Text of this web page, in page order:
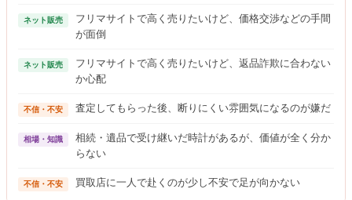
ネット販売
フリマサイトで高く売りたいけど、価格交渉などの手間
が面倒
ネット販売
フリマサイトで高く売りたいけど、返品詐欺に合わない
か心配
不信・不安 査定してもらった後、断りにくい雰囲気になるのが嫌だ
相場・知識
相続・遺品で受け継いだ時計があるが、価値が全く分か
らない
不信・不安 買取店に一人で赴くのが少し不安で足が向かない